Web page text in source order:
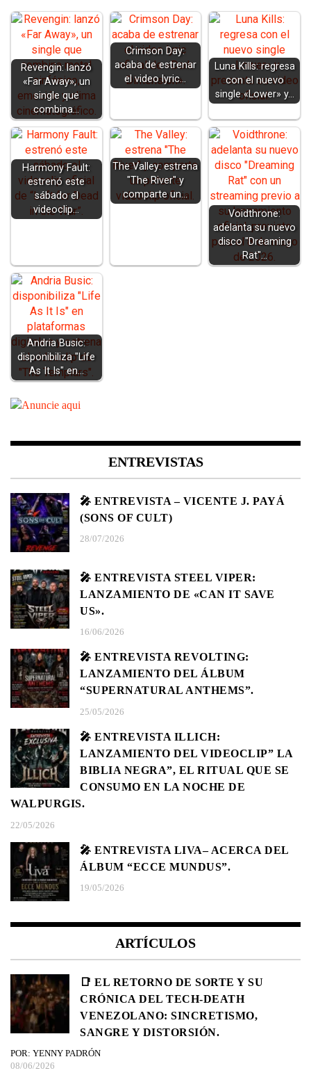
Revengin: lanzó
«Far Away», un
single que
combina…
Crimson Day:
acaba de estrenar
el video lyric…
Luna Kills: regresa
con el nuevo
single «Lower» y…
Harmony Fault:
estrenó este
sábado el
videoclip…
The Valley: estrena
"The River" y
comparte un…
Voidthrone:
adelanta su nuevo
disco "Dreaming
Rat"…
Andria Busic:
disponibiliza "Life
As It Is" en…
ENTREVISTAS
🎤 ENTREVISTA – VICENTE J. PAYÁ
(SONS OF CULT)
28/07/2026
🎤 ENTREVISTA STEEL VIPER:
LANZAMIENTO DE «CAN IT SAVE
US».
16/06/2026
🎤 ENTREVISTA REVOLTING:
LANZAMIENTO DEL ÁLBUM
“SUPERNATURAL ANTHEMS”.
25/05/2026
🎤 ENTREVISTA ILLICH:
LANZAMIENTO DEL VIDEOCLIP” LA
BIBLIA NEGRA”, EL RITUAL QUE SE
CONSUMO EN LA NOCHE DE
WALPURGIS.
22/05/2026
🎤 ENTREVISTA LIVA– ACERCA DEL
ÁLBUM “ECCE MUNDUS”.
19/05/2026
ARTÍCULOS
📑 EL RETORNO DE SORTE Y SU
CRÓNICA DEL TECH-DEATH
VENEZOLANO: SINCRETISMO,
SANGRE Y DISTORSIÓN.
POR: YENNY PADRÓN
08/06/2026